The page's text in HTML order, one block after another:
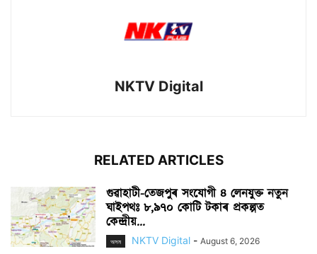
NKTV Digital
RELATED ARTICLES
গুৱাহাটী-তেজপুৰ সংযোগী ৪ লেনযুক্ত নতুন
ঘাইপথঃ ৮,৯৭০ কোটি টকাৰ প্ৰকল্পত
কেন্দ্ৰীয়...
অসম NKTV Digital - August 6, 2026